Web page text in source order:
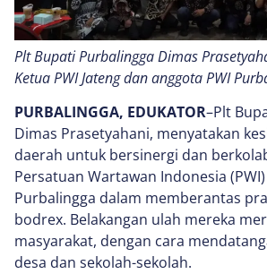
Plt Bupati Purbalingga Dimas
Ketua PWI Jateng dan anggota PWI
PURBALINGGA, EDUKATOR–Plt
Dimas Prasetyahani, menyatakan
daerah untuk bersinergi dan
Persatuan Wartawan Indonesia
Purbalingga dalam memberantas
bodrex. Belakangan ulah mereka
masyarakat, dengan cara
desa dan sekolah-sekolah.